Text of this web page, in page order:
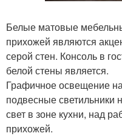
Белые матовые
прихожей являются
серой стен. Консоль в
белой стены является.
Графичное освещение
подвесные светильники
свет в зоне кухни, над
прихожей.